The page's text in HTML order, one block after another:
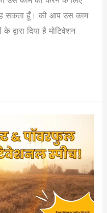
सकता हूँ। की आप उस काम
द्वारा दिया है मोटिवेशन